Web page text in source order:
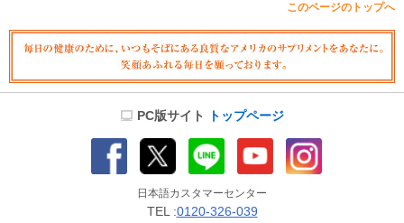
このページのトップへ
PC版サイト トップページ
日本語カスタマーセンター
TEL :0120-326-039